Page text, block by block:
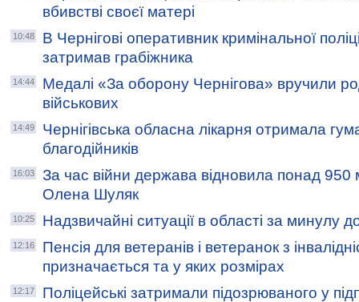
вбивстві своєї матері
10:48
В Чернігові оперативник кримінальної
затримав грабіжника
14:44
Медалі «За оборону Чернігова» вручили
військових
14:49
Чернігівська обласна лікарня отримала
благодійників
16:03
За час війни держава відновила понад 950
Олена Шуляк
10:25 Надзвичайні ситуації в області за минулу
12:16
Пенсія для ветеранів і ветеранок з
призначається та у яких розмірах
12:17
Поліцейські затримали підозрюваного у